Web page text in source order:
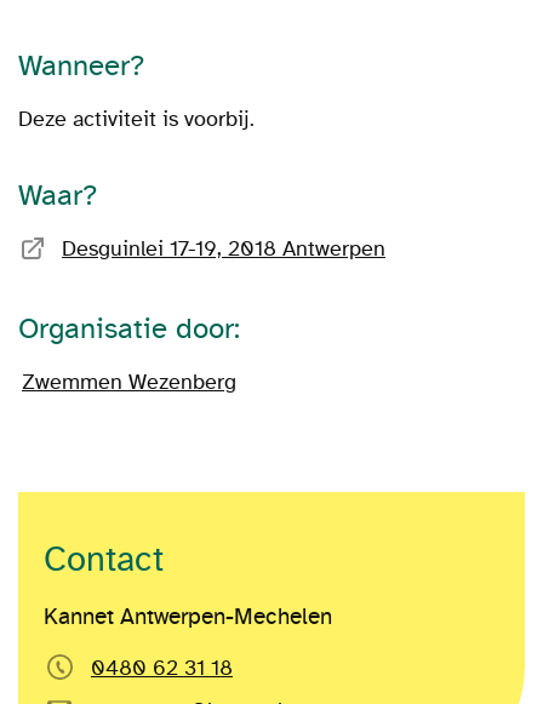
Wanneer?
Deze activiteit is voorbij.
Waar?
Desguinlei 17-19, 2018 Antwerpen
Organisatie door:
Zwemmen Wezenberg
Contact
Kannet Antwerpen-Mechelen
0480 62 31 18